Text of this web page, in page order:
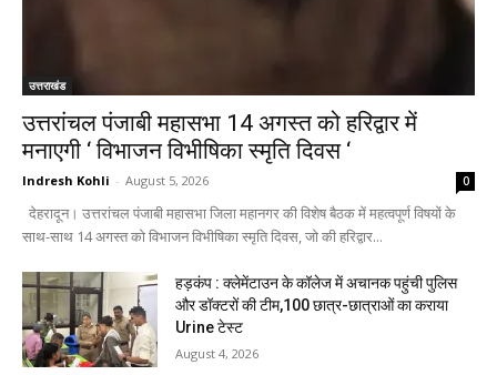
उत्तराखंड
उत्तरांचल पंजाबी महासभा 14 अगस्त को हरिद्वार में
मनाएगी ‘ विभाजन विभीषिका स्मृति दिवस ‘
Indresh Kohli - August 5, 2026 0
देहरादून। उत्तरांचल पंजाबी महासभा जिला महानगर की विशेष बैठक में महत्वपूर्ण विषयों के
साथ-साथ 14 अगस्त को विभाजन विभीषिका स्मृति दिवस, जो की हरिद्वार...
हड़कंप : क्लेमेंटाउन के कॉलेज में अचानक पहुंची पुलिस
और डॉक्टरों की टीम,100 छात्र-छात्राओं का कराया
Urine टेस्ट
August 4, 2026